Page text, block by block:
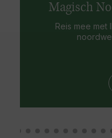
Magisch
Reis mee met